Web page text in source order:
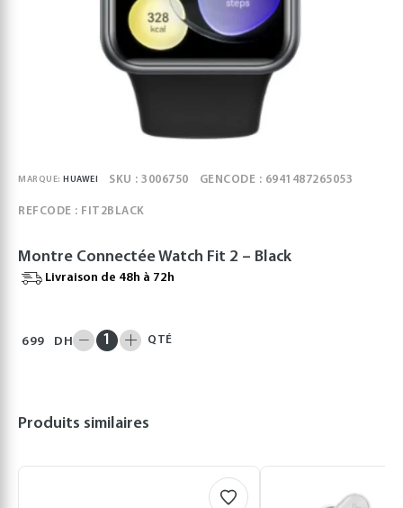
MARQUE: HUAWEI SKU : 3006750 GENCODE : 6941487265053
REFCODE : FIT2BLACK
Montre Connectée Watch Fit 2 – Black
Livraison de 48h à 72h
699 DH QTÉ
Produits similaires